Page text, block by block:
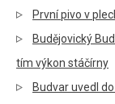
První pivo v
Budějovický
tím výkon stáčírny
Budvar uvedl